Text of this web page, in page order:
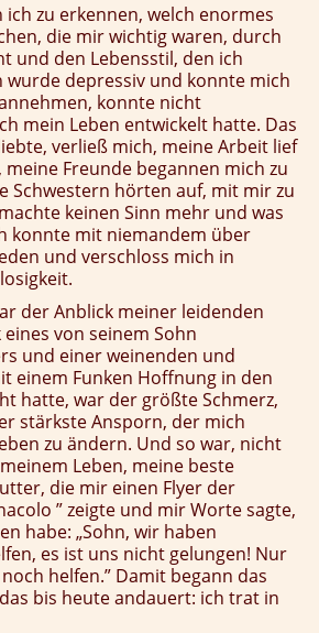
ich zu erkennen, welch enormes
die mir wichtig waren, durch
und den Lebensstil, den ich
wurde depressiv und konnte mich
konnte nicht
mein Leben entwickelt hatte. Das
verließ mich, meine Arbeit lief
Freunde begannen mich zu
Schwestern hörten auf, mit mir zu
keinen Sinn mehr und was
konnte mit niemandem über
und verschloss mich in
der Anblick meiner leidenden
von seinem Sohn
und einer weinenden und
einem Funken Hoffnung in den
hatte, war der größte Schmerz,
stärkste Ansporn, der mich
zu ändern. Und so war, nicht
Leben, meine beste
die mir einen Flyer der
” zeigte und mir Worte sagte,
habe: „Sohn, wir haben
es ist uns nicht gelungen! Nur
helfen.” Damit begann das
bis heute andauert: ich trat in